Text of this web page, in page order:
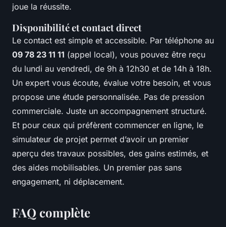
joue la réussite.
Disponibilité et contact direct
Le contact est simple et accessible. Par téléphone au
09 78 23 11 11 (appel local), vous pouvez être reçu
du lundi au vendredi, de 9h à 12h30 et de 14h à 18h.
Un expert vous écoute, évalue votre besoin, et vous
propose une étude personnalisée. Pas de pression
commerciale. Juste un accompagnement structuré.
Et pour ceux qui préfèrent commencer en ligne, le
simulateur de projet permet d’avoir un premier
aperçu des travaux possibles, des gains estimés, et
des aides mobilisables. Un premier pas sans
engagement, ni déplacement.
FAQ complète